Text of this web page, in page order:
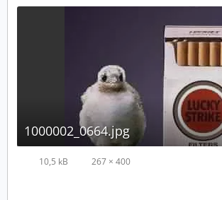
1000002_0664.jpg
10,5 kB 267 × 400